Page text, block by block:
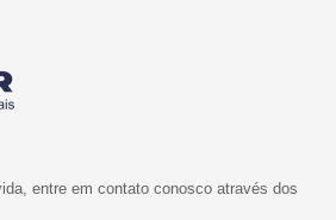
entre em contato conosco através dos